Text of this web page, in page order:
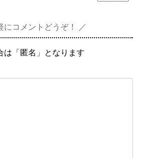
にコメントどうぞ！
は「匿名」となります